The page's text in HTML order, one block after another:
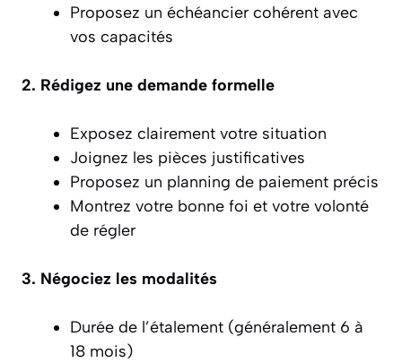
Proposez un échéancier cohérent avec
vos capacités
2. Rédigez une demande formelle
Exposez clairement votre situation
Joignez les pièces justificatives
Proposez un planning de paiement précis
Montrez votre bonne foi et votre volonté
de régler
3. Négociez les modalités
Durée de l’étalement (généralement 6 à
18 mois)